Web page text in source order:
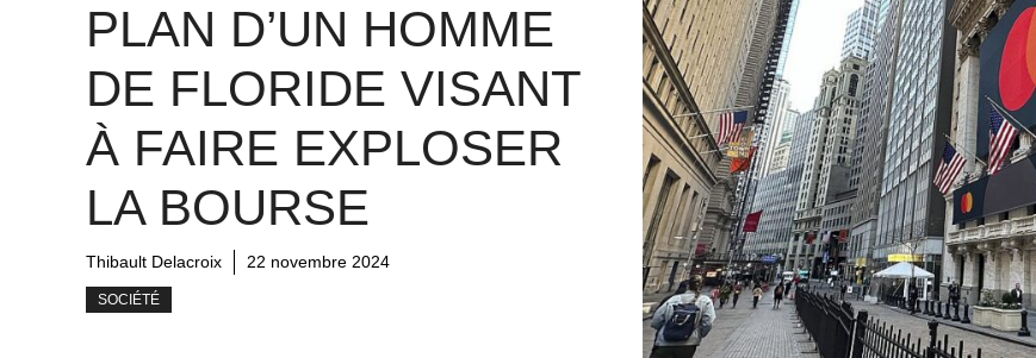
PLAN D’UN HOMME
DE FLORIDE VISANT
À FAIRE EXPLOSER
LA BOURSE
Thibault Delacroix 22 novembre 2024
SOCIÉTÉ